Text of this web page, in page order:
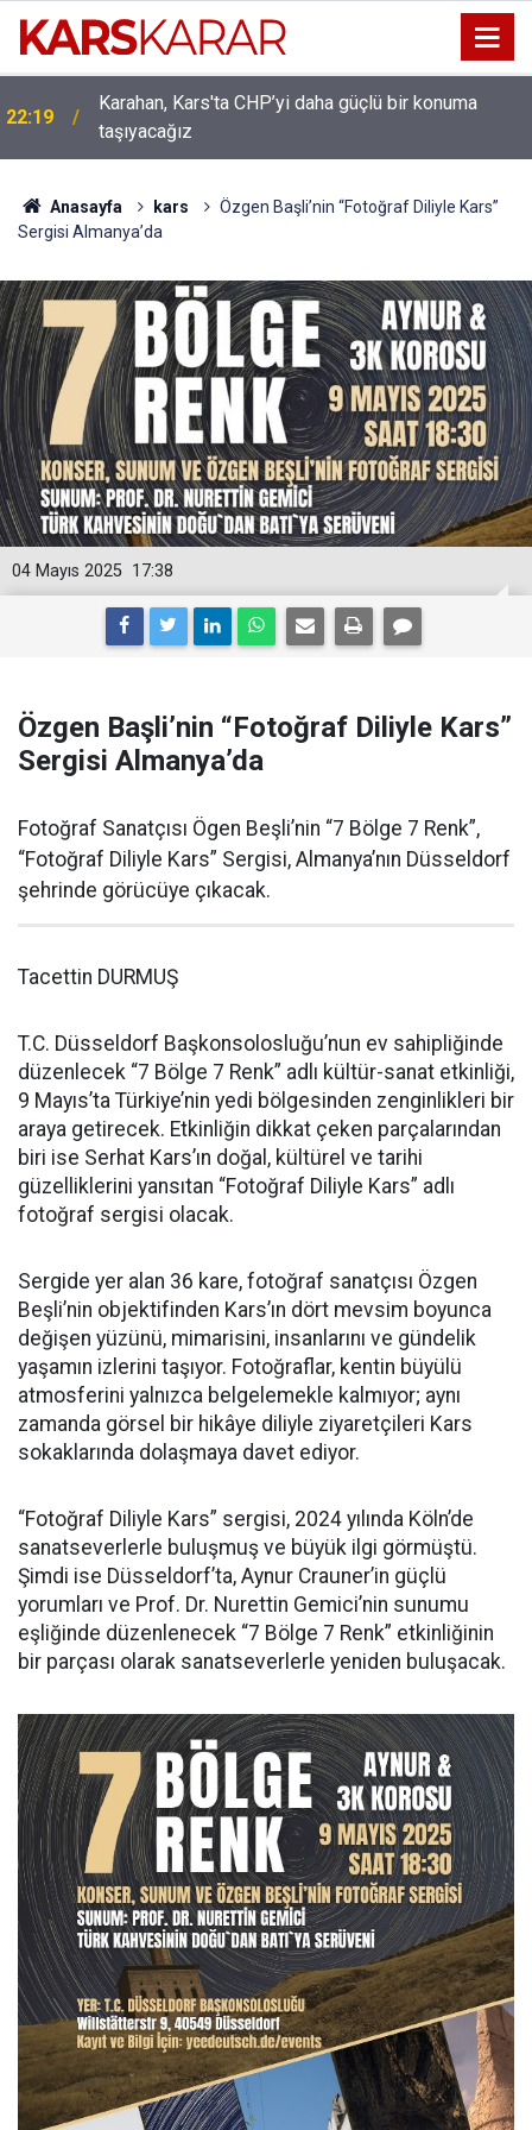
Karahan, Kars'ta CHP’yi daha güçlü bir konuma
taşıyacağız
16:15
Uludaşdemir, YENİ Parti’nin kurucu il başkanlığı
görevine getirildi
Anasayfa kars
Özgen Başli’nin “Fotoğraf Diliyle Kars”
Sergisi Almanya’da
17:38
04 Mayıs 2025
Özgen Başli’nin “Fotoğraf Diliyle Kars”
Sergisi Almanya’da
Fotoğraf Sanatçısı Ögen Beşli’nin “7 Bölge 7 Renk”,
“Fotoğraf Diliyle Kars” Sergisi, Almanya’nın Düsseldorf
şehrinde görücüye çıkacak.
Tacettin DURMUŞ
T.C. Düsseldorf Başkonsolosluğu’nun ev sahipliğinde
düzenlecek “7 Bölge 7 Renk” adlı kültür-sanat etkinliği,
9 Mayıs’ta Türkiye’nin yedi bölgesinden zenginlikleri bir
araya getirecek. Etkinliğin dikkat çeken parçalarından
biri ise Serhat Kars’ın doğal, kültürel ve tarihi
güzelliklerini yansıtan “Fotoğraf Diliyle Kars” adlı
fotoğraf sergisi olacak.
Sergide yer alan 36 kare, fotoğraf sanatçısı Özgen
Beşli’nin objektifinden Kars’ın dört mevsim boyunca
değişen yüzünü, mimarisini, insanlarını ve gündelik
yaşamın izlerini taşıyor. Fotoğraflar, kentin büyülü
atmosferini yalnızca belgelemekle kalmıyor; aynı
zamanda görsel bir hikâye diliyle ziyaretçileri Kars
sokaklarında dolaşmaya davet ediyor.
“Fotoğraf Diliyle Kars” sergisi, 2024 yılında Köln’de
sanatseverlerle buluşmuş ve büyük ilgi görmüştü.
Şimdi ise Düsseldorf’ta, Aynur Crauner’in güçlü
yorumları ve Prof. Dr. Nurettin Gemici’nin sunumu
eşliğinde düzenlenecek “7 Bölge 7 Renk” etkinliğinin
bir parçası olarak sanatseverlerle yeniden buluşacak.